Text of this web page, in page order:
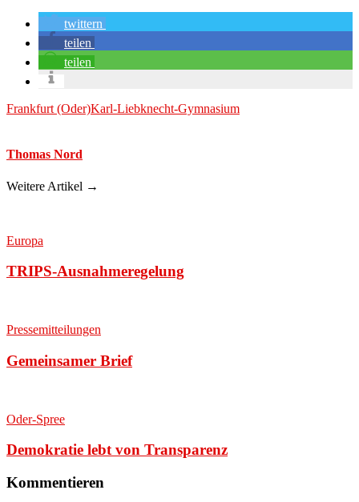
twittern
teilen
teilen
Frankfurt (Oder)Karl-Liebknecht-Gymnasium
Thomas Nord
Weitere Artikel →
Europa
TRIPS-Ausnahmeregelung
Pressemitteilungen
Gemeinsamer Brief
Oder-Spree
Demokratie lebt von Transparenz
Kommentieren